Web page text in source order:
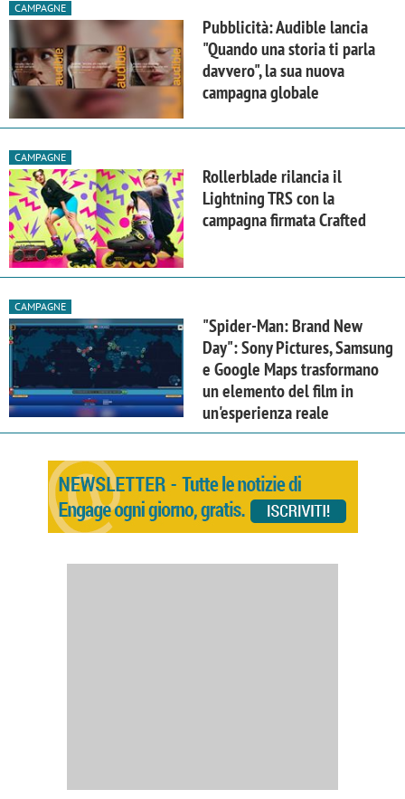
CAMPAGNE
Pubblicità: Audible lancia
"Quando una storia ti parla
davvero", la sua nuova
campagna globale
CAMPAGNE
Rollerblade rilancia il
Lightning TRS con la
campagna firmata Crafted
CAMPAGNE
"Spider-Man: Brand New
Day": Sony Pictures, Samsung
e Google Maps trasformano
un elemento del film in
un'esperienza reale